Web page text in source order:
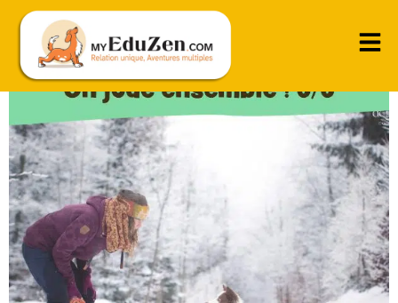
Initier le rappel grâce au jouet